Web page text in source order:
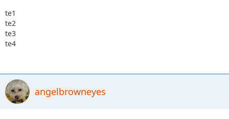
te1
te2
te3
te4
angelbrowneyes